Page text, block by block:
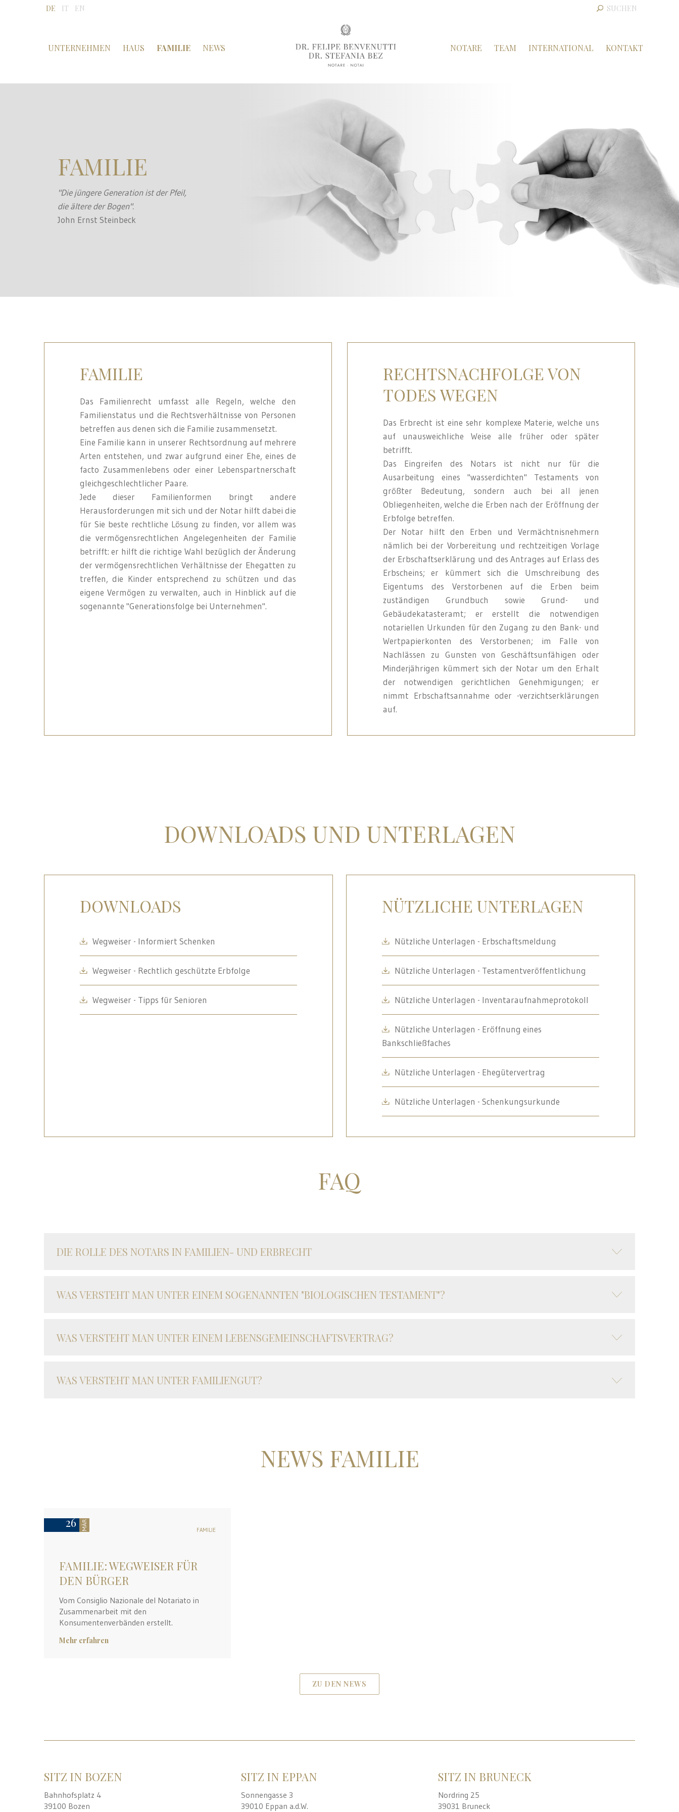
DE IT EN
UNTERNEHMEN HAUS FAMILIE NEWS NOTARE TEAM INTERNATIONAL KONTAKT
FAMILIE
"Die jüngere Generation ist der Pfeil,
die ältere der Bogen".
John Ernst Steinbeck
FAMILIE
Das Familienrecht umfasst alle Regeln, welche den
Familienstatus und die Rechtsverhältnisse von Personen
betreffen aus denen sich die Familie zusammensetzt.
Eine Familie kann in unserer Rechtsordnung auf mehrere
Arten entstehen, und zwar aufgrund einer Ehe, eines de
facto Zusammenlebens oder einer Lebenspartnerschaft
gleichgeschlechtlicher Paare.
Jede dieser Familienformen bringt andere
Herausforderungen mit sich und der Notar hilft dabei die
für Sie beste rechtliche Lösung zu finden, vor allem was
die vermögensrechtlichen Angelegenheiten der Familie
betrifft: er hilft die richtige Wahl bezüglich der Änderung
der vermögensrechtlichen Verhältnisse der Ehegatten zu
treffen, die Kinder entsprechend zu schützen und das
eigene Vermögen zu verwalten, auch in Hinblick auf die
sogenannte "Generationsfolge bei Unternehmen".
RECHTSNACHFOLGE VON
TODES WEGEN
Das Erbrecht ist eine sehr komplexe Materie, welche uns
auf unausweichliche Weise alle früher oder später
betrifft.
Das Eingreifen des Notars ist nicht nur für die
Ausarbeitung eines "wasserdichten" Testaments von
größter Bedeutung, sondern auch bei all jenen
Obliegenheiten, welche die Erben nach der Eröffnung der
Erbfolge betreffen.
Der Notar hilft den Erben und Vermächtnisnehmern
nämlich bei der Vorbereitung und rechtzeitigen Vorlage
der Erbschaftserklärung und des Antrages auf Erlass des
Erbscheins; er kümmert sich die Umschreibung des
Eigentums des Verstorbenen auf die Erben beim
zuständigen Grundbuch sowie Grund- und
Gebäudekatasteramt; er erstellt die notwendigen
notariellen Urkunden für den Zugang zu den Bank- und
Wertpapierkonten des Verstorbenen; im Falle von
Nachlässen zu Gunsten von Geschäftsunfähigen oder
Minderjährigen kümmert sich der Notar um den Erhalt
der notwendigen gerichtlichen Genehmigungen; er
nimmt Erbschaftsannahme oder -verzichtserklärungen
auf.
DOWNLOADS UND UNTERLAGEN
DOWNLOADS
Wegweiser - Informiert Schenken
Wegweiser - Rechtlich geschützte Erbfolge
Wegweiser - Tipps für Senioren
NÜTZLICHE UNTERLAGEN
Nützliche Unterlagen - Erbschaftsmeldung
Nützliche Unterlagen - Testamentveröffentlichung
Nützliche Unterlagen - Inventaraufnahmeprotokoll
Nützliche Unterlagen - Eröffnung eines
Bankschließfaches
Nützliche Unterlagen - Ehegütervertrag
Nützliche Unterlagen - Schenkungsurkunde
FAQ
DIE ROLLE DES NOTARS IN FAMILIEN- UND ERBRECHT
WAS VERSTEHT MAN UNTER EINEM SOGENANNTEN "BIOLOGISCHEN TESTAMENT"?
WAS VERSTEHT MAN UNTER EINEM LEBENSGEMEINSCHAFTSVERTRAG?
WAS VERSTEHT MAN UNTER FAMILIENGUT?
NEWS FAMILIE
26 MÄR FAMILIE
FAMILIE: WEGWEISER FÜR
DEN BÜRGER
Vom Consiglio Nazionale del Notariato in
Zusammenarbeit mit den
Konsumentenverbänden erstellt.
Mehr erfahren
ZU DEN NEWS
SITZ IN BOZEN
Bahnhofsplatz 4
39100 Bozen
SITZ IN EPPAN
Sonnengasse 3
39010 Eppan a.d.W.
SITZ IN BRUNECK
Nordring 25
39031 Bruneck